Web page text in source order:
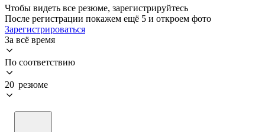
Чтобы видеть все резюме, зарегистрируйтесь
После регистрации покажем ещё 5 и откроем фото
Зарегистрироваться
За всё время
По соответствию
20 резюме